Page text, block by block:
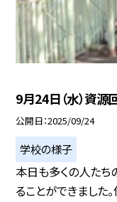
9月24日（水）資
公開日 2025/09/24
学校の様子
本日も多くの人た
ることができました